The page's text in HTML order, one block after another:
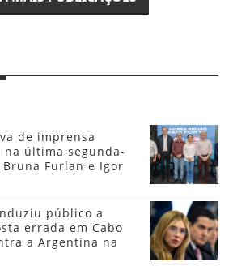
de imprensa
na última segunda-
Furlan e Igor
público a
errada em Cabo
a Argentina na